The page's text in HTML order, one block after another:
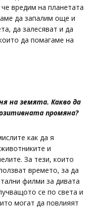
вредим на планетата
да запалим още и
да залесяват и да
да помагаме на
на земята. Какво да
промяна?
как да я
и
За тези, които
времето, за да
филми за дивата
се по света и
могат да повлияят